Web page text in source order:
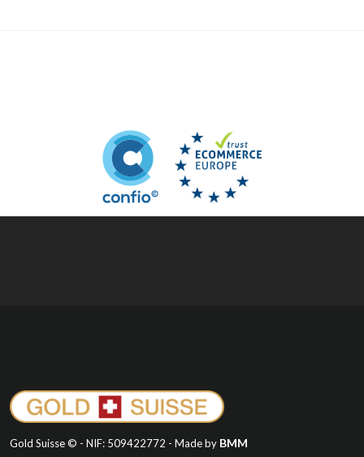
Gold Suisse © - NIF: 509422772 - Made by BMM